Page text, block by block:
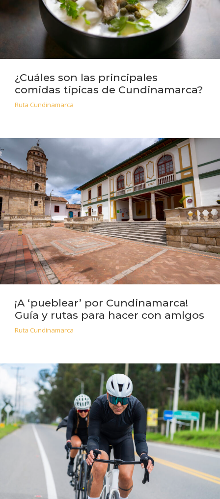
¿Cuáles son las principales
comidas típicas de Cundinamarca?
Ruta Cundinamarca
¡A ‘pueblear’ por Cundinamarca!
Guía y rutas para hacer con amigos
Ruta Cundinamarca